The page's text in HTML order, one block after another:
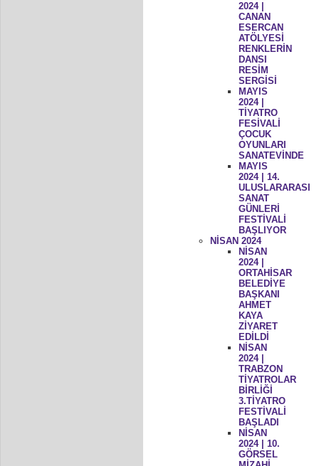
2024 |
CANAN
ESERCAN
ATÖLYESİ
RENKLERİN
DANSI
RESİM
SERGİSİ
MAYIS
2024 |
TİYATRO
FESİVALİ
ÇOCUK
OYUNLARI
SANATEVİNDE
MAYIS
2024 | 14.
ULUSLARARASI
SANAT
GÜNLERİ
FESTİVALİ
BAŞLIYOR
NİSAN 2024
NİSAN
2024 |
ORTAHİSAR
BELEDİYE
BAŞKANI
AHMET
KAYA
ZİYARET
EDİLDİ
NİSAN
2024 |
TRABZON
TİYATROLAR
BİRLİĞİ
3.TİYATRO
FESTİVALİ
BAŞLADI
NİSAN
2024 | 10.
GÖRSEL